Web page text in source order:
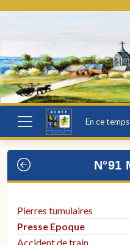
En ce
N°91
Pierres tumulaires
Presse Epoque
Accident de train